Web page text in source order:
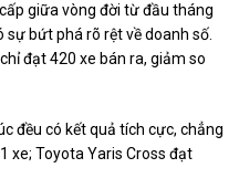
giữa vòng đời từ đầu tháng
sự bứt phá rõ rệt về doanh số.
đạt 420 xe bán ra, giảm so
đều có kết quả tích cực, chẳng
xe; Toyota Yaris Cross đạt